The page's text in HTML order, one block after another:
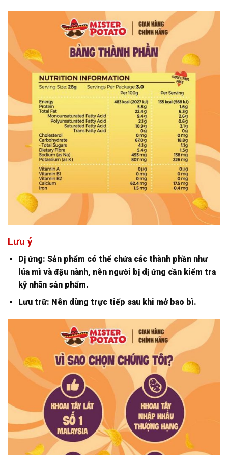
Lưu ý
Dị ứng: Sản phẩm có thể chứa các thành phần như
lúa mì và đậu nành, nên người bị dị ứng cần kiểm tra
kỹ nhãn sản phẩm.
Lưu trữ: Nên dùng trực tiếp sau khi mở bao bì.